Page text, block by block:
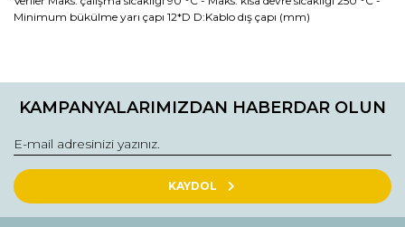
Minimum bükülme yarı çapı 12*D D:Kablo dış çapı (mm)
konularda yetersiz gördüğünüz noktaları öneri formunu
Görüş ve önerileriniz için teşekkür ederiz.
Ürün resmi kalitesiz, bozuk veya görüntülenemiyor.
Ürün açıklamasında eksik bilgiler bulunuyor.
KAMPANYALARIMIZDAN HABERDAR OLUN
KAYDOL